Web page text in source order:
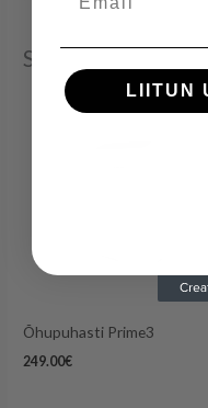
Seotud tooted
Õhupuhasti Prime3
249.00€
LIITUN